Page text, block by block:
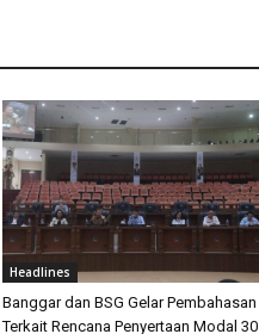
Headlines
Banggar dan BSG Gelar Pembahasan
Terkait Rencana Penyertaan Modal 30